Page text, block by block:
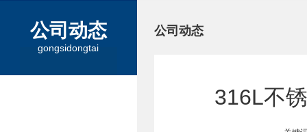
公司动态
gongsidongtai
公司动态
316L不